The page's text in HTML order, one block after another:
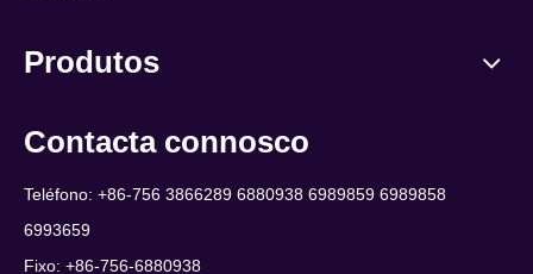
Produtos
Contacta connosco
Teléfono: +86-756 3866289 6880938 6989859 6989858
6993659
Fixo: +86-756-6880938